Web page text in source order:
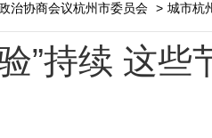
治协商会议杭州市委员会 > 城市杭
”持续 这些